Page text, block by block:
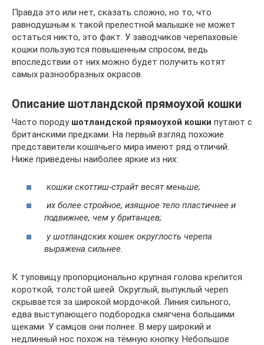
Правда это или нет, сказать сложно, но то, что
равнодушным к такой прелестной малышке не может
остаться никто, это факт. У заводчиков черепаховые
кошки пользуются повышенным спросом, ведь
впоследствии от них можно будет получить котят
самых разнообразных окрасов.
Описание шотландской прямоухой кошки
Часто породу шотландской прямоухой кошки путают с
британскими предками. На первый взгляд похожие
представители кошачьего мира имеют ряд отличий.
Ниже приведены наиболее яркие из них:
кошки скоттиш-страйт весят меньше;
их более стройное, изящное тело пластичнее и
подвижнее, чем у британцев;
у шотландских кошек округлость черепа
выражена сильнее.
К туловищу пропорционально крупная голова крепится
короткой, толстой шеей. Округлый, выпуклый череп
скрывается за широкой мордочкой. Линия сильного,
едва выступающего подбородка смягчена большими
щеками. У самцов они полнее. В меру широкий и
недлинный нос похож на тёмную кнопку. Небольшое